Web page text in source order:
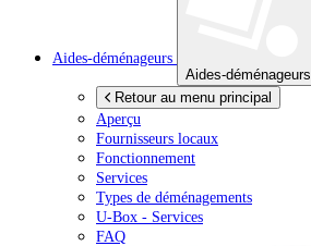
Aides-déménageurs
Aides-déménageurs
Retour au menu principal
Aperçu
Fournisseurs locaux
Fonctionnement
Services
Types de déménagements
U-Box - Services
FAQ